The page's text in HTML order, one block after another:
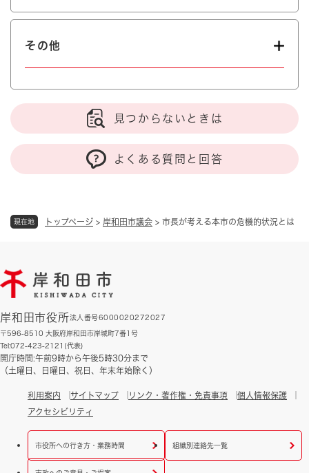
現在地 トップページ > 岸和田市議会 > 市長が考える本市の危機的状況とは
その他
見つからないときは
よくある質問と回答
岸和田市役所法人番号6000020272027
〒596-8510 大阪府岸和田市岸城町7番1号
Tel:072-423-2121(代表)
開庁時間:午前9時から午後5時30分まで
（土曜日、日曜日、祝日、年末年始除く）
利用案内 サイトマップ リンク・著作権・免責事項
個人情報保護
アクセシビリティ
市役所への行き方・業務時間 組織別連絡先一覧